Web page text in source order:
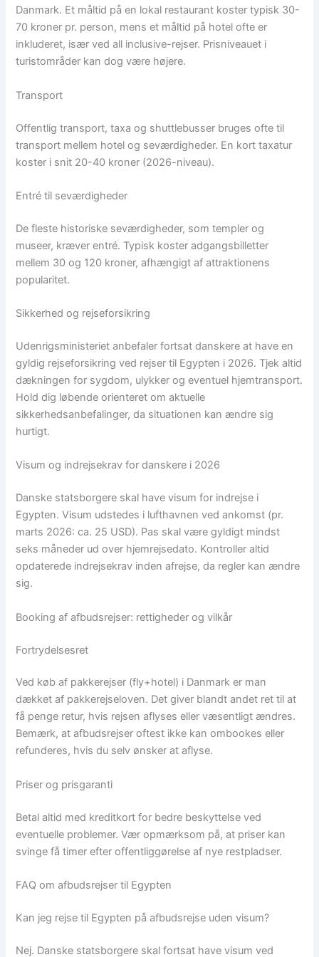
Danmark. Et måltid på en lokal restaurant koster typisk 30-
70 kroner pr. person, mens et måltid på hotel ofte er
inkluderet, især ved all inclusive-rejser. Prisniveauet i
turistområder kan dog være højere.
Transport
Offentlig transport, taxa og shuttlebusser bruges ofte til
transport mellem hotel og seværdigheder. En kort taxatur
koster i snit 20-40 kroner (2026-niveau).
Entré til seværdigheder
De fleste historiske seværdigheder, som templer og
museer, kræver entré. Typisk koster adgangsbilletter
mellem 30 og 120 kroner, afhængigt af attraktionens
popularitet.
Sikkerhed og rejseforsikring
Udenrigsministeriet anbefaler fortsat danskere at have en
gyldig rejseforsikring ved rejser til Egypten i 2026. Tjek altid
dækningen for sygdom, ulykker og eventuel hjemtransport.
Hold dig løbende orienteret om aktuelle
sikkerhedsanbefalinger, da situationen kan ændre sig
hurtigt.
Visum og indrejsekrav for danskere i 2026
Danske statsborgere skal have visum for indrejse i
Egypten. Visum udstedes i lufthavnen ved ankomst (pr.
marts 2026: ca. 25 USD). Pas skal være gyldigt mindst
seks måneder ud over hjemrejsedato. Kontroller altid
opdaterede indrejsekrav inden afrejse, da regler kan ændre
sig.
Booking af afbudsrejser: rettigheder og vilkår
Fortrydelsesret
Ved køb af pakkerejser (fly+hotel) i Danmark er man
dækket af pakkerejseloven. Det giver blandt andet ret til at
få penge retur, hvis rejsen aflyses eller væsentligt ændres.
Bemærk, at afbudsrejser oftest ikke kan ombookes eller
refunderes, hvis du selv ønsker at aflyse.
Priser og prisgaranti
Betal altid med kreditkort for bedre beskyttelse ved
eventuelle problemer. Vær opmærksom på, at priser kan
svinge få timer efter offentliggørelse af nye restpladser.
FAQ om afbudsrejser til Egypten
Kan jeg rejse til Egypten på afbudsrejse uden visum?
Nej. Danske statsborgere skal fortsat have visum ved